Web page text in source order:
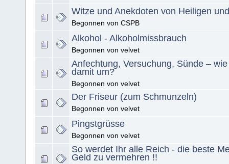
Witze und Anekdoten von Heiligen
Begonnen von CSPB
Alkohol - Alkoholmissbrauch
Begonnen von velvet
Anfechtung, Versuchung, Sünde –
damit um?
Begonnen von velvet
Der Friseur (zum Schmunzeln)
Begonnen von velvet
Pingstgrüsse
Begonnen von velvet
So werdet Ihr alle Reich - die beste
Geld zu vermehren !!